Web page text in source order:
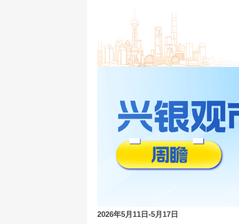
2026年5月11日-5月17日